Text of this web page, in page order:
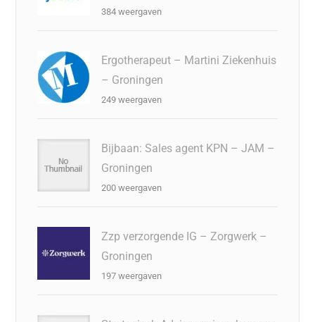
384 weergaven
Ergotherapeut – Martini Ziekenhuis
– Groningen
249 weergaven
Bijbaan: Sales agent KPN – JAM –
Groningen
200 weergaven
Zzp verzorgende IG – Zorgwerk –
Groningen
197 weergaven